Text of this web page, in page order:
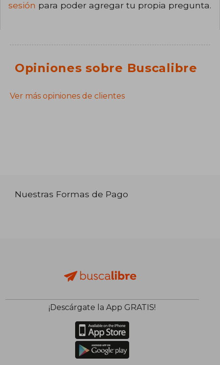
sesión para poder agregar tu propia pregunta.
Opiniones sobre Buscalibre
Ver más opiniones de clientes
Nuestras Formas de Pago
¡Descárgate la App GRATIS!